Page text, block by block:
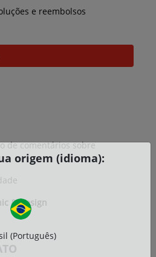
e reembolsos
de comentários sobre
& Design
origem (idioma):
(Português)